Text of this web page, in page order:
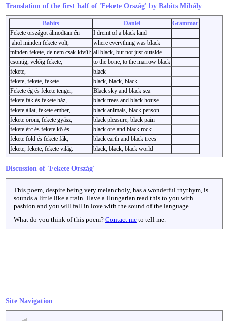
Translation of the first half of 'Fekete Ország' by Babits Mihály
Babits Daniel
Grammar
Fekete országot álmodtam én
I dremt of a black land
ahol minden fekete volt,
where everything was black
minden fekete, de nem csak kívül: all black, but not just outside
csontig, velőig fekete,
to the bone, to the marrow black
fekete,
black
fekete, fekete, fekete.
black, black, black
Fekete ég és fekete tenger,
Black sky and black sea
fekete fák és fekete ház,
black trees and black house
fekete állat, fekete ember,
black animals, black person
fekete öröm, fekete gyász,
black pleasure, black pain
fekete érc és fekete kő és
black ore and black rock
fekete föld és fekete fák,
black earth and black trees
fekete, fekete, fekete világ.
black, black, black world
Discussion of 'Fekete Ország'
This poem, despite being very melancholy, has a wonderful rhythym, is
sounds a little like a train. Have a Hungarian read this to you with
pashion and you will fall in love with the sound of the language.
What do you think of this poem? Contact me to tell me.
Site Navigation